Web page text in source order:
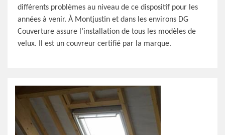
différents problèmes au niveau de ce dispositif pour les
années à venir. À Montjustin et dans les environs DG
Couverture assure l’installation de tous les modèles de
velux. Il est un couvreur certifié par la marque.